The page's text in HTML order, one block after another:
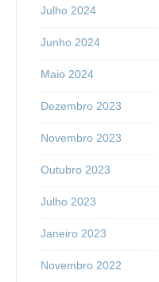
Julho 2024
Junho 2024
Maio 2024
Dezembro 2023
Novembro 2023
Outubro 2023
Julho 2023
Janeiro 2023
Novembro 2022